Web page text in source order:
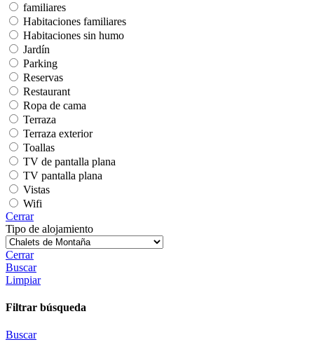
familiares
Habitaciones familiares
Habitaciones sin humo
Jardín
Parking
Reservas
Restaurant
Ropa de cama
Terraza
Terraza exterior
Toallas
TV de pantalla plana
TV pantalla plana
Vistas
Wifi
Cerrar
Tipo de alojamiento
Cerrar
Buscar
Limpiar
Filtrar búsqueda
Buscar